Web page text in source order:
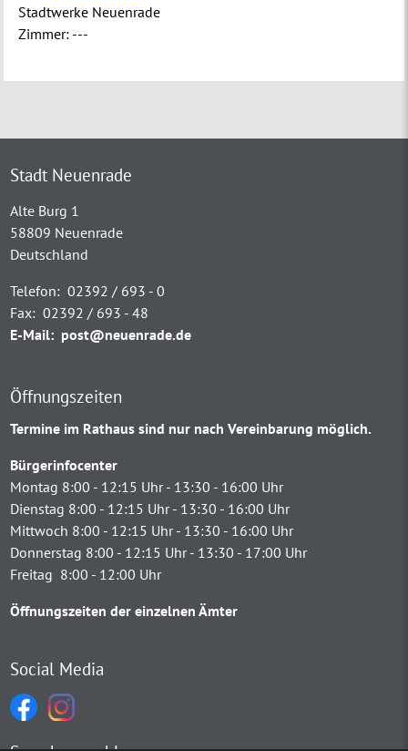
Stadtwerke Neuenrade
Zimmer: ---
Stadt Neuenrade
Alte Burg 1
58809 Neuenrade
Deutschland
Telefon: 02392 / 693 - 0
Fax: 02392 / 693 - 48
E-Mail: post@neuenrade.de
Öffnungszeiten
Termine im Rathaus sind nur nach Vereinbarung möglich.
Bürgerinfocenter
Montag 8:00 - 12:15 Uhr - 13:30 - 16:00 Uhr
Dienstag 8:00 - 12:15 Uhr - 13:30 - 16:00 Uhr
Mittwoch 8:00 - 12:15 Uhr - 13:30 - 16:00 Uhr
Donnerstag 8:00 - 12:15 Uhr - 13:30 - 17:00 Uhr
Freitag 8:00 - 12:00 Uhr
Öffnungszeiten der einzelnen Ämter
Social Media